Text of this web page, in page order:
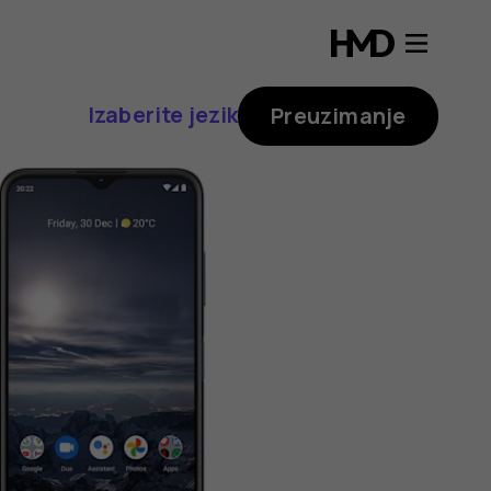
Izaberite jezik Preuzimanje